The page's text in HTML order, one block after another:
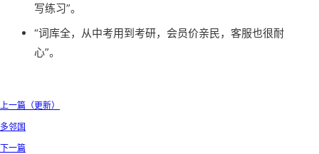
写练习”。
“词库全，从中考用到考研，会员价亲民，客服也很耐
心”。
上一篇（更新）
多邻国
下一篇